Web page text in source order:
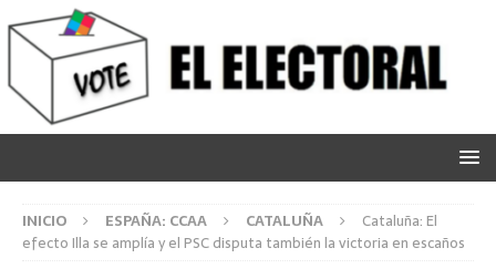
INICIO ESPAÑA: CCAA CATALUÑA
Cataluña: El
efecto Illa se amplía y el PSC disputa también la victoria en escaños